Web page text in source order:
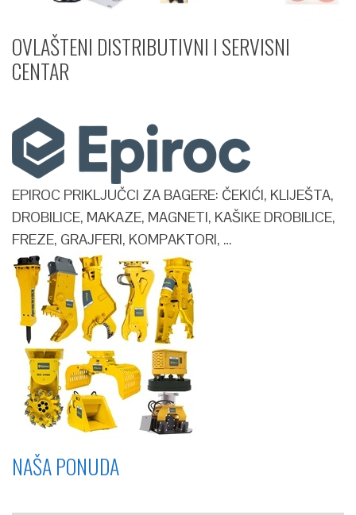
OVLAŠTENI DISTRIBUTIVNI I SERVISNI
CENTAR​
EPIROC PRIKLJUČCI ZA BAGERE: ČEKIĆI, KLIJEŠTA,
DROBILICE, MAKAZE, MAGNETI, KAŠIKE DROBILICE,
FREZE, GRAJFERI, KOMPAKTORI, …
NAŠA PONUDA